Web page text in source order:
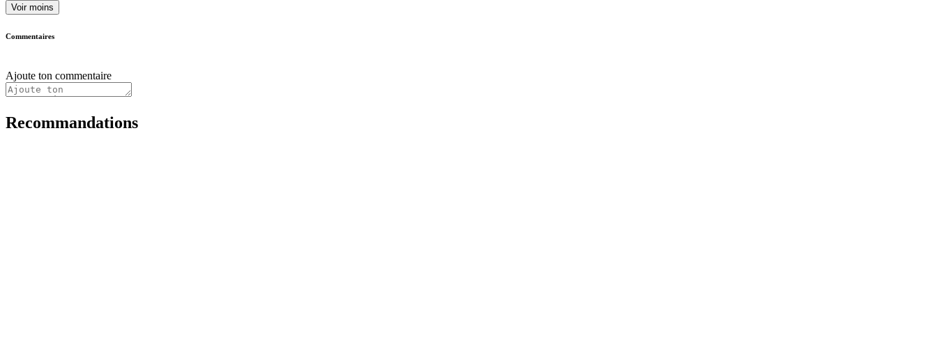
Voir moins
Commentaires
Ajoute ton commentaire
Recommandations